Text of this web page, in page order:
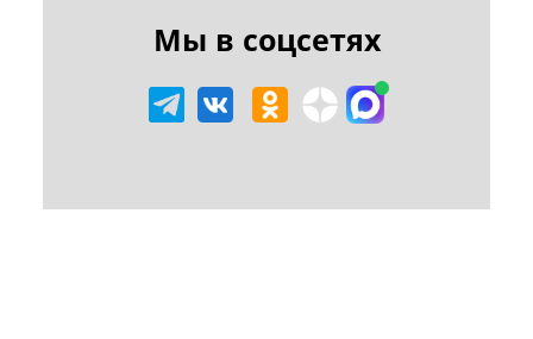
Мы в соцсетях